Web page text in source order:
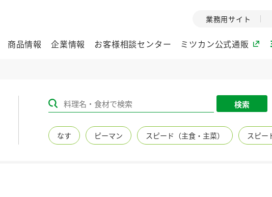
商品情報 企業情報
企業理念
ミツカングループの企
ミツカン
創業から現
お客様相談センター ミツカン公式通販
業務用サイト
検索
なす ピーマン スピード（主食・主菜） スピー